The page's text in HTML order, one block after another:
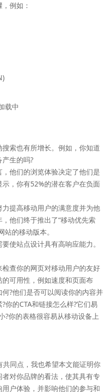
例如：
索也有所增长。例如，你知道
生的吗?
他们的浏览体验决定了他们是
，你有52%的潜在客户在负面
提高移动用户的满意度并为他
他们终于推出了“移动优先索
的移动版本。
站点设计具有高响应能力。
查你的网页对移动用户的友好
可用性，例如速度和页面布
?他们是否可以阅读你的内容并
你的CTA和链接怎么样?它们易
?你的表格很容易从移动设备上
同点，我也希望本文能证明你
对你品牌的看法，使其具有专
户体验，并影响他们的参与和